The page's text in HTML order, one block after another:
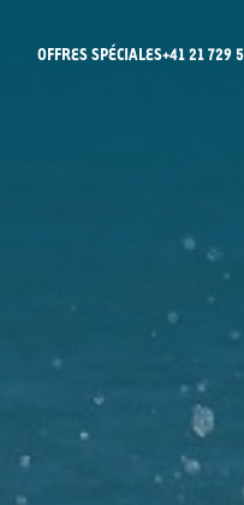
OFFRES SPÉCIALES+41 21 729